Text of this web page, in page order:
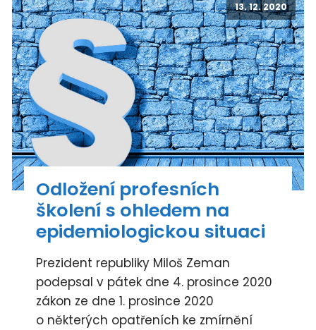
13. 12. 2020
Odložení profesních
školení s ohledem na
epidemiologickou situaci
Prezident republiky Miloš Zeman
podepsal v pátek dne 4. prosince 2020
zákon ze dne 1. prosince 2020
o některých opatřeních ke zmírnění